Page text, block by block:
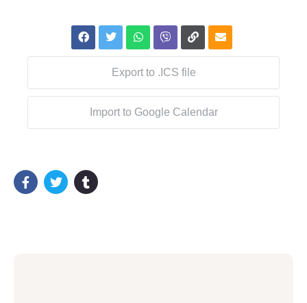
Export to .ICS file
Import to Google Calendar